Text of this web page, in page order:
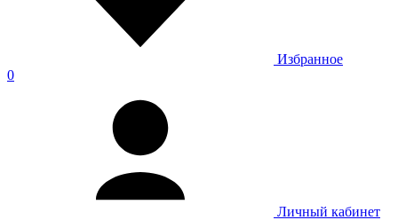
Избранное
0
Личный кабинет